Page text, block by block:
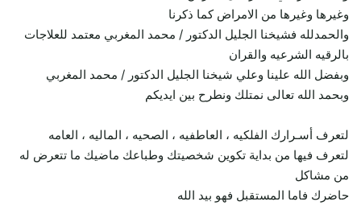
وغيرها وغيرها من الامراض كما ذكرنا
والحمدلله فشيخنا الجليل الدكتور / محمد المغربي معتمد للعلاجات
بالرقيه الشرعيه والقران
وبفضل الله علينا وعلي شيخنا الجليل الدكتور / محمد المغربي
وبحمد الله تعالى نمتلك ونطرح بين ايديكم
لتعرف أسـرارك الفلكيه ، العاطفيه ، الصحيه ، الماليه ، العامه
لتعرف فيها من بداية تكوين شخصيتك وطباعك ماضيك ما تتعرض له
من مشاكل
حاضرك فاما المستقبل فهو بيد الله